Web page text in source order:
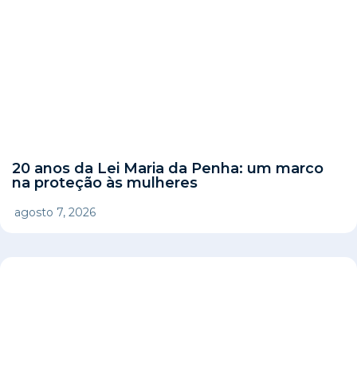
20 anos da Lei Maria da Penha: um marco
na proteção às mulheres
agosto 7, 2026